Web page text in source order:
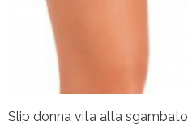
Slip donna vita alta sgambato